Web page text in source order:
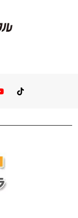
You TubeTikTok